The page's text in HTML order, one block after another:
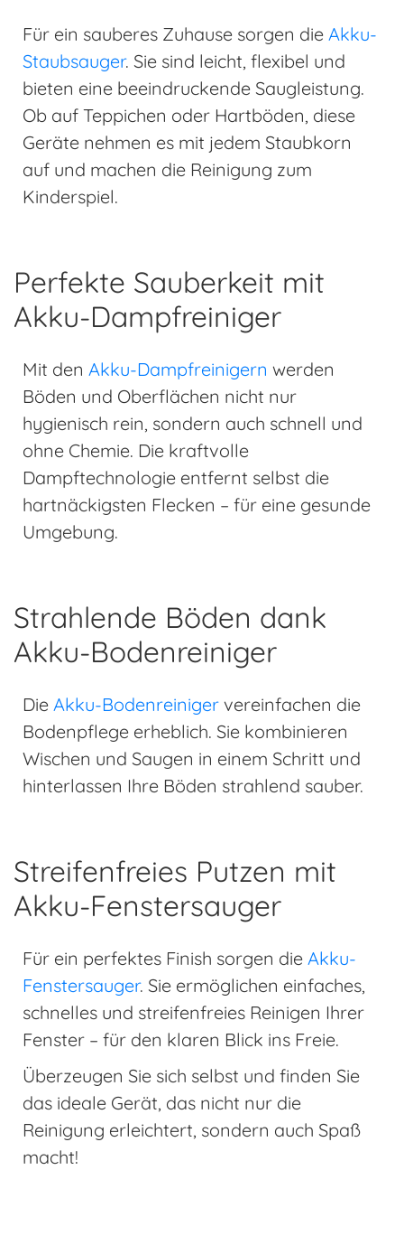
Für ein sauberes Zuhause sorgen die Akku-
Staubsauger. Sie sind leicht, flexibel und
bieten eine beeindruckende Saugleistung.
Ob auf Teppichen oder Hartböden, diese
Geräte nehmen es mit jedem Staubkorn
auf und machen die Reinigung zum
Kinderspiel.
Perfekte Sauberkeit mit
Akku-Dampfreiniger
Mit den Akku-Dampfreinigern werden
Böden und Oberflächen nicht nur
hygienisch rein, sondern auch schnell und
ohne Chemie. Die kraftvolle
Dampftechnologie entfernt selbst die
hartnäckigsten Flecken – für eine gesunde
Umgebung.
Strahlende Böden dank
Akku-Bodenreiniger
Die Akku-Bodenreiniger vereinfachen die
Bodenpflege erheblich. Sie kombinieren
Wischen und Saugen in einem Schritt und
hinterlassen Ihre Böden strahlend sauber.
Streifenfreies Putzen mit
Akku-Fenstersauger
Für ein perfektes Finish sorgen die Akku-
Fenstersauger. Sie ermöglichen einfaches,
schnelles und streifenfreies Reinigen Ihrer
Fenster – für den klaren Blick ins Freie.
Überzeugen Sie sich selbst und finden Sie
das ideale Gerät, das nicht nur die
Reinigung erleichtert, sondern auch Spaß
macht!